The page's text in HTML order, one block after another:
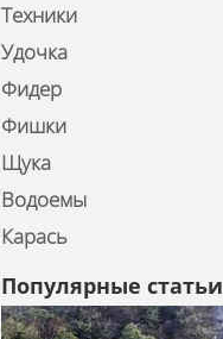
Техники
Удочка
Фидер
Фишки
Щука
Водоемы
Карась
Популярные статьи